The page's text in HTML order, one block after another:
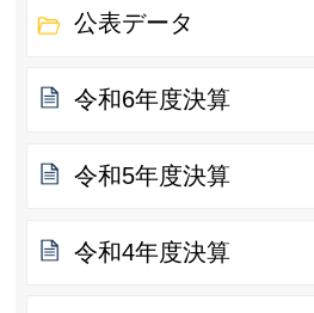
公表データ
令和6年度決算
令和5年度決算
令和4年度決算